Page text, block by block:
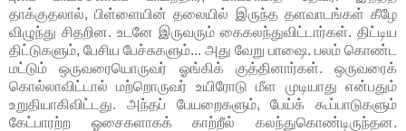
தாக்குதலால், பிள்ளையின் தலையில் இருந்த தளவாடங்கள் கீழே
விழுந்து சிதறின. உடனே இருவரும் கைகலந்துவிட்டார்கள். திட்டிய
திட்டுகளும், பேசிய பேச்சுகளும்... அது வேறு பாஷை. பலம் கொண்ட
மட்டும் ஒருவரையொருவர் ஓங்கிக் குத்தினார்கள். ஒருவரைக்
கொல்லாவிட்டால் மற்றொருவர் உயிரோடு மீள முடியாது என்பதும்
உறுதியாகிவிட்டது. அந்தப் பேயறைகளும், பேய்க் கூப்பாடுகளும்
கேட்பாரற்ற ஓசைகளாகக் காற்றீல் கலந்துகொண்டிருந்தன.